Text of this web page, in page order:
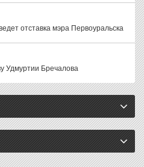
отставка мэра Первоуральска
Удмуртии Бречалова